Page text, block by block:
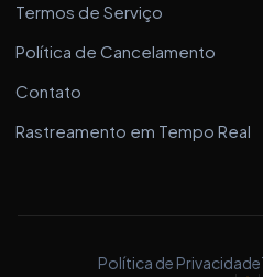
Termos de Serviço
Política de Cancelamento
Contato
Rastreamento em Tempo Real
Política de Privacidade